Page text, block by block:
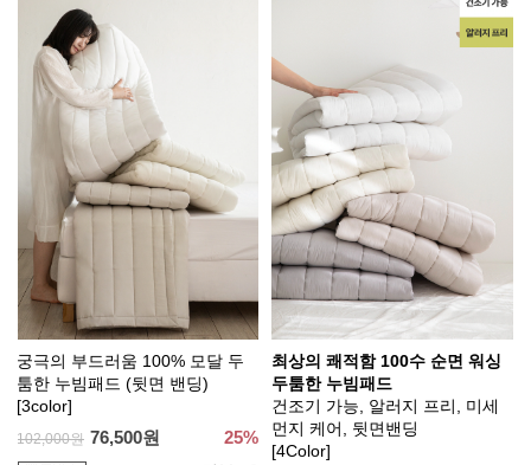
궁극의 부드러움 100% 모달 두
툼한 누빔패드 (뒷면 밴딩)
[3color]
102,000원 76,500원 25%
최상의 쾌적함 100수 순면 워싱
두툼한 누빔패드
건조기 가능, 알러지 프리, 미세
먼지 케어, 뒷면밴딩
[4Color]